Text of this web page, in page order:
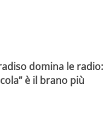
domina le radio:
è il brano più